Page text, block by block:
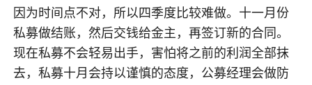
因为时间点不对，所以四季度比较难做。十一月份
私募做结账，然后交钱给金主，再签订新的合同。
现在私募不会轻易出手，害怕将之前的利润全部抹
去，私募十月会持以谨慎的态度，公募经理会做防